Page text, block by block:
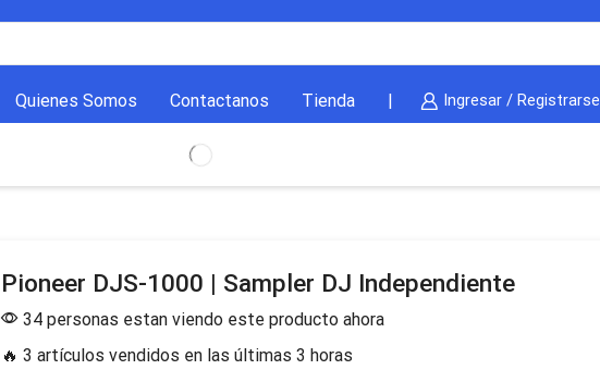
Quienes Somos Contactanos Tienda Ingresar / Registrarse
Pioneer DJS-1000 | Sampler DJ Independiente
34 personas estan viendo este producto ahora
🔥 3 artículos vendidos en las últimas 3 horas